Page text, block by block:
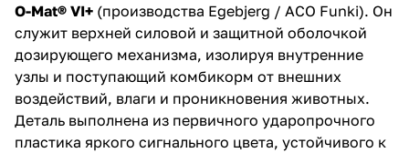
O-Mat® VI+ (производства Egebjerg / ACO Funki). Он
служит верхней силовой и защитной оболочкой
дозирующего механизма, изолируя внутренние
узлы и поступающий комбикорм от внешних
воздействий, влаги и проникновения животных.
Деталь выполнена из первичного ударопрочного
пластика яркого сигнального цвета, устойчивого к